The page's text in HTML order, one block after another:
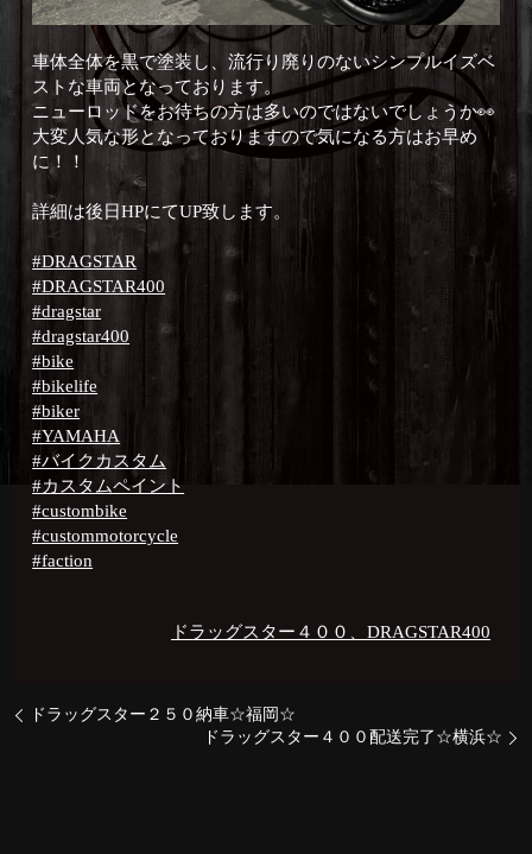
車体全体を黒で塗装し、流行り廃りのないシンプルイズベ
ストな車両となっております。
ニューロッドをお待ちの方は多いのではないでしょうか👀
大変人気な形となっておりますので気になる方はお早め
に！！
詳細は後日HPにてUP致します。
#DRAGSTAR
#DRAGSTAR400
#dragstar
#dragstar400
#bike
#bikelife
#biker
#YAMAHA
#バイクカスタム
#カスタムペイント
#custombike
#custommotorcycle
#faction
ドラッグスター４００、DRAGSTAR400
ドラッグスター２５０納車☆福岡☆
ドラッグスター４００配送完了☆横浜☆